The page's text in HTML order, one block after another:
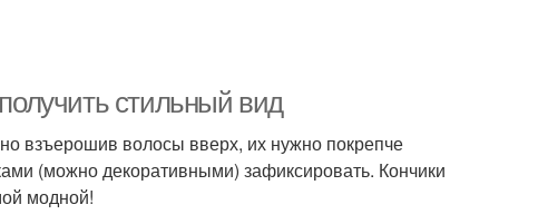
стильный вид
взъерошив волосы вверх, их нужно покрепче
(можно декоративными) зафиксировать. Кончики
модной!